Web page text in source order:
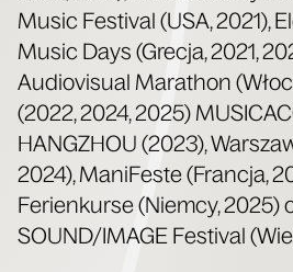
Music Festi­val (USA, 2021),
Music Days (Gre­cja, 2021,
Audio­vi­su­al Mara­thon
(2022, 2024, 2025)
HANGZHOU (2023),
2024), Mani­Fe­ste (Fran­cja,
Ferien­kur­se (Niem­cy, 2025)
SOUND/IMAGE Festi­val